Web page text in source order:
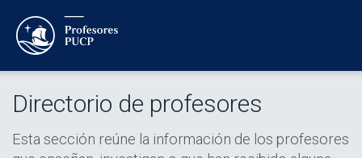
Directorio de profesores
Esta sección reúne la información de los profesores